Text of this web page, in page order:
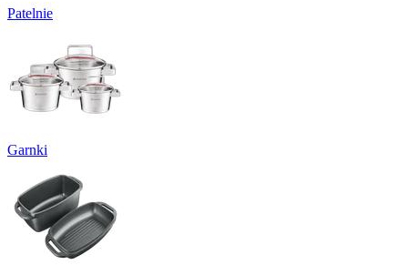
Patelnie
Garnki